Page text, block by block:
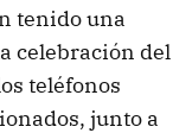
tenido una
celebración del
teléfonos
junto a